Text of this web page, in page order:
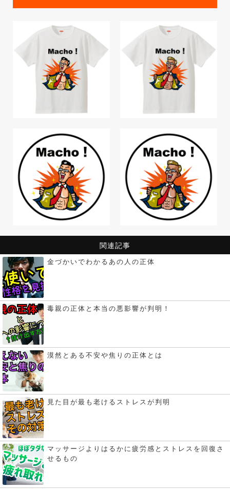
関連記事
金づかいでわかるあの人の正体
毒親の正体と本当の悪影響が判明！
漠然とある不安や焦りの正体とは
見た目が最も老けるストレスが判明
マッサージよりはるかに疲労感とストレスを回復さ
せるもの